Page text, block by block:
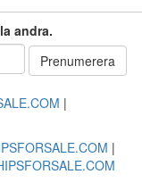
andra.
|
|